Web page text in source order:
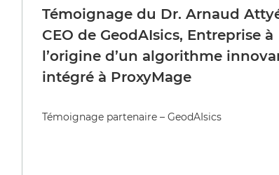
Témoignage du Dr. Arnaud
CEO de GeodAIsics, Entreprise à
l’origine d’un algorithme
intégré à ProxyMage
Témoignage partenaire – GeodAIsics